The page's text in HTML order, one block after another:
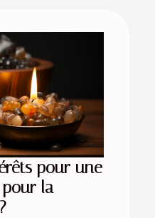
pour une
pour la